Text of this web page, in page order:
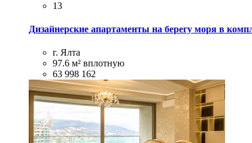
13
Дизайнерские апартаменты на берегу моря в
г. Ялта
97.6 м² вплотную
63 998 162